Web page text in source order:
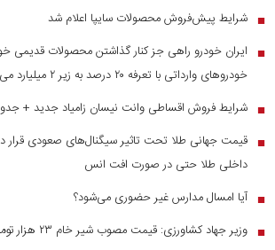
■ شرایط پیش‌فروش محصولات سایپا اعلام شد
■
ایران خودرو راهی جز کنار گذاشتن محصولات قدیمی
خودرو‌های وارداتی با تعرفه ۲۰ درصد به زیر ۲ میلیارد می‌رسند
■ شرایط فروش اقساطی وانت نیسان زامیاد جدید +
■ قیمت جهانی طلا تحت تاثیر سیگنال‌های صعودی قرار
داخلی طلا حتی در صورت افت انس
■ آیا امسال مدارس غیر حضوری می‌شود؟
■ وزیر جهاد کشاورزی: قیمت مصوب شیر خام ۲۳ هزار تومان است